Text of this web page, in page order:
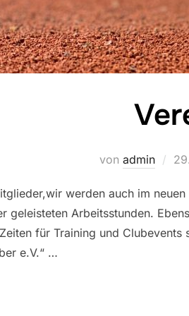
von admin
werden auch im
geleisteten Arbeitsstunden.
für Training und
e.V.“ …